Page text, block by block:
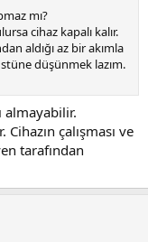
mı?
cihaz kapalı kalır.
aldığı az bir akımla
düşünmek lazım.
almayabilir.
çalışması ve
tarafından